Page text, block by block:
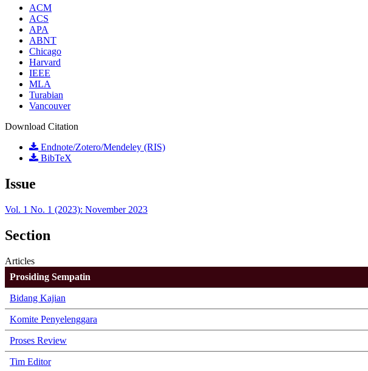
ACM
ACS
APA
ABNT
Chicago
Harvard
IEEE
MLA
Turabian
Vancouver
Download Citation
Endnote/Zotero/Mendeley (RIS)
BibTeX
Issue
Vol. 1 No. 1 (2023): November 2023
Section
Articles
Prosiding Sempatin
Bidang Kajian
Komite Penyelenggara
Proses Review
Tim Editor